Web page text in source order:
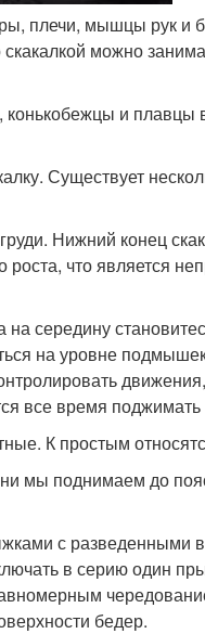
плечи, мышцы рук и
можно
и плавцы
Существует
Нижний конец
роста, что является
на середину
на уровне
все время поджимать
К простым
мы поднимаем до
с разведенными
в серию один
бедер.